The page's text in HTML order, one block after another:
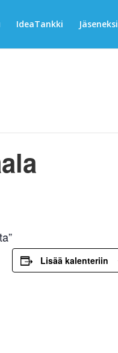
IdeaTankki Jäseneksi
Lisää kalenteriin